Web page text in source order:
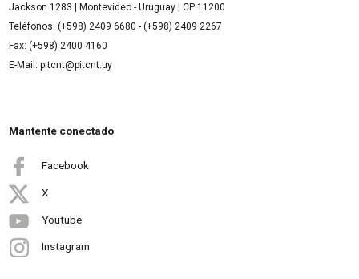
Jackson 1283 | Montevideo - Uruguay | CP 11200
Teléfonos: (+598) 2409 6680 - (+598) 2409 2267
Fax: (+598) 2400 4160
E-Mail: pitcnt@pitcnt.uy
Mantente conectado
Facebook
X
Youtube
Instagram